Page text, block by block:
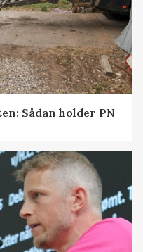
Sådan holder PN